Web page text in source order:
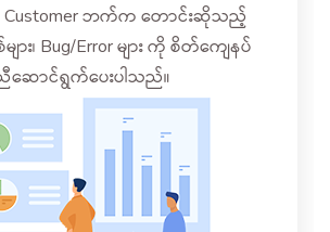
Customer ဘက်က တောင်းဆိုသည့်
ား၊ Bug/Error များ ကို စိတ်ကျေနပ်
ောင်ရွက်ပေးပါသည်။